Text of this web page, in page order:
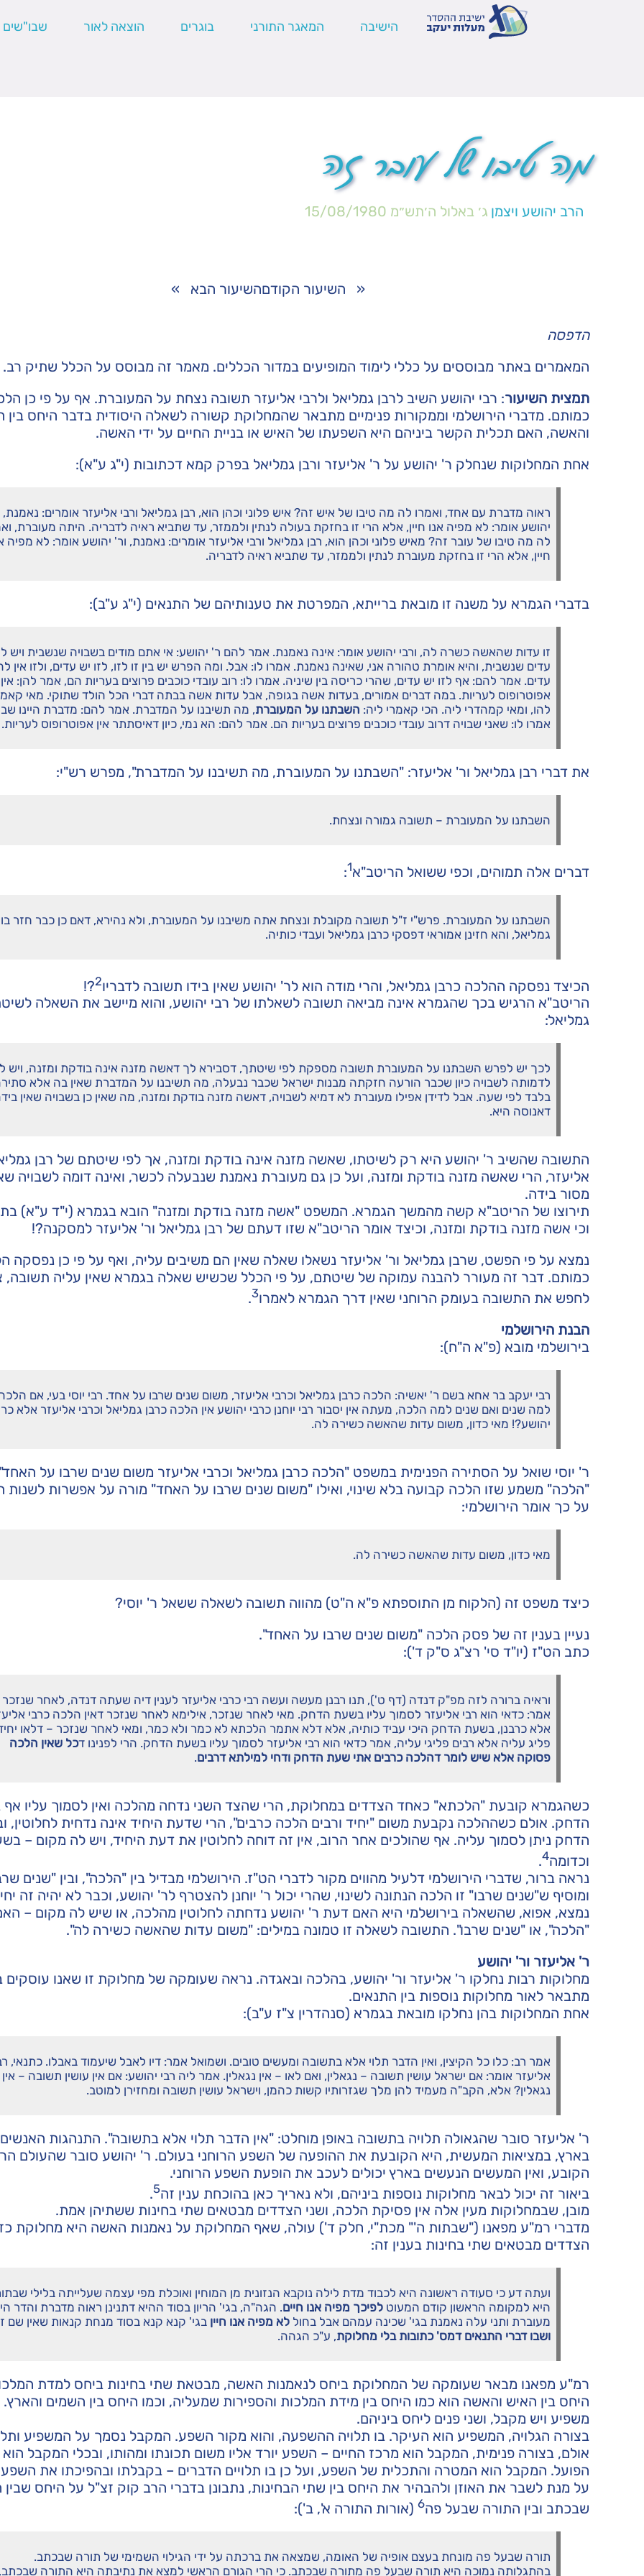
הישיבה המאגר התורני בוגרים הוצאה לאור שבו"שים
מה טיבו של עובר זה
הרב יהושע ויצמן ג׳ באלול ה׳תש״מ 15/08/1980
« השיעור הקודםהשיעור הבא »
הדפסה
המאמרים באתר מבוססים על כללי לימוד המופיעים במדור הכללים. מאמר זה מבוסס על הכלל שתיק רב.
תמצית השיעור: רבי יהושע השיב לרבן גמליאל ולרבי אליעזר תשובה נצחת על המעוברת. אף על פי כן
כמותם. מדברי הירושלמי וממקורות פנימיים מתבאר שהמחלוקת קשורה לשאלה היסודית בדבר היחס בין
והאשה, האם תכלית הקשר ביניהם היא השפעתו של האיש או בניית החיים על ידי האשה.
אחת המחלוקות שנחלק ר' יהושע על ר' אליעזר ורבן גמליאל בפרק קמא דכתובות (י"ג ע"א):
ראוה מדברת עם אחד, ואמרו לה מה טיבו של איש זה? איש פלוני וכהן הוא, רבן גמליאל ורבי אליעזר אומרים: נאמנת,
יהושע אומר: לא מפיה אנו חיין, אלא הרי זו בחזקת בעולה לנתין ולממזר, עד שתביא ראיה לדבריה. היתה מעוברת,
לה מה טיבו של עובר זה? מאיש פלוני וכהן הוא, רבן גמליאל ורבי אליעזר אומרים: נאמנת, ור' יהושע אומר: לא מפיה
חיין, אלא הרי זו בחזקת מעוברת לנתין ולממזר, עד שתביא ראיה לדבריה.
בדברי הגמרא על משנה זו מובאת ברייתא, המפרטת את טענותיהם של התנאים (י"ג ע"ב):
זו עדות שהאשה כשרה לה, ורבי יהושע אומר: אינה נאמנת. אמר להם ר' יהושע: אי אתם מודים בשבויה שנשבית ויש
עדים שנשבית, והיא אומרת טהורה אני, שאינה נאמנת. אמרו לו: אבל. ומה הפרש יש בין זו לזו, לזו יש עדים, ולזו אין
עדים. אמר להם: אף לזו יש עדים, שהרי כריסה בין שיניה. אמרו לו: רוב עובדי כוכבים פרוצים בעריות הם, אמר להן: אין
אפוטרופוס לעריות. במה דברים אמורים, בעדות אשה בגופה, אבל עדות אשה בבתה דברי הכל הולד שתוקי. מאי
להו, ומאי קמהדרי ליה. הכי קאמרי ליה: השבתנו על המעוברת, מה תשיבנו על המדברת. אמר להם: מדברת היינו
אמרו לו: שאני שבויה דרוב עובדי כוכבים פרוצים בעריות הם. אמר להם: הא נמי, כיון דאיסתתר אין אפוטרופוס לעריות.
את דברי רבן גמליאל ור' אליעזר: "השבתנו על המעוברת, מה תשיבנו על המדברת", מפרש רש"י:
השבתנו על המעוברת – תשובה גמורה ונצחת.
דברים אלה תמוהים, וכפי ששואל הריטב"א1
:
השבתנו על המעוברת. פרש"י ז"ל תשובה מקובלת ונצחת אתה משיבנו על המעוברת, ולא נהירא, דאם כן כבר חזר בו
גמליאל, והא חזינן אמוראי דפסקי כרבן גמליאל ועבדי כותיה.
הכיצד נפסקה ההלכה כרבן גמליאל, והרי מודה הוא לר' יהושע שאין בידו תשובה לדבריו2
?!
הריטב"א הרגיש בכך שהגמרא אינה מביאה תשובה לשאלתו של רבי יהושע, והוא מיישב את השאלה
גמליאל:
לכך יש לפרש השבתנו על המעוברת תשובה מספקת לפי שיטתך, דסבירא לך דאשה מזנה אינה בודקת ומזנה, ויש
לדמותה לשבויה כיון שכבר הורעה חזקתה מבנות ישראל שכבר נבעלה, מה תשיבנו על המדברת שאין בה אלא
בלבד לפי שעה. אבל לדידן אפילו מעוברת לא דמיא לשבויה, דאשה מזנה בודקת ומזנה, מה שאין כן בשבויה שאין
דאנוסה היא.
התשובה שהשיב ר' יהושע היא רק לשיטתו, שאשה מזנה אינה בודקת ומזנה, אך לפי שיטתם של רבן
אליעזר, הרי שאשה מזנה בודקת ומזנה, ועל כן גם מעוברת נאמנת שנבעלה לכשר, ואינה דומה לשבויה
מסור בידה.
תירוצו של הריטב"א קשה מהמשך הגמרא. המשפט "אשה מזנה בודקת ומזנה" הובא בגמרא (י"ד ע"א)
וכי אשה מזנה בודקת ומזנה, וכיצד אומר הריטב"א שזו דעתם של רבן גמליאל ור' אליעזר למסקנה?!
נמצא על פי הפשט, שרבן גמליאל ור' אליעזר נשאלו שאלה שאין הם משיבים עליה, ואף על פי כן נפסקה
כמותם. דבר זה מעורר להבנה עמוקה של שיטתם, על פי הכלל שכשיש שאלה בגמרא שאין עליה תשובה,
לחפש את התשובה בעומק הרוחני שאין דרך הגמרא לאמרו3
.
הבנת הירושלמי
בירושלמי מובא (פ"א ה"ח):
רבי יעקב בר אחא בשם ר' יאשיה: הלכה כרבן גמליאל וכרבי אליעזר, משום שנים שרבו על אחד. רבי יוסי בעי, אם
למה שנים ואם שנים למה הלכה, מעתה אין יסבור רבי יוחנן כרבי יהושע אין הלכה כרבן גמליאל וכרבי אליעזר אלא
יהושע?! מאי כדון, משום עדות שהאשה כשירה לה.
ר' יוסי שואל על הסתירה הפנימית במשפט "הלכה כרבן גמליאל וכרבי אליעזר משום שנים שרבו על
"הלכה" משמע שזו הלכה קבועה בלא שינוי, ואילו "משום שנים שרבו על האחד" מורה על אפשרות לשנות
על כך אומר הירושלמי:
מאי כדון, משום עדות שהאשה כשירה לה.
כיצד משפט זה (הלקוח מן התוספתא פ"א ה"ט) מהווה תשובה לשאלה ששאל ר' יוסי?
נעיין בענין זה של פסק הלכה "משום שנים שרבו על האחד".
כתב הט"ז (יו"ד סי' רצ"ג ס"ק ד'):
וראיה ברורה לזה מפ"ק דנדה (דף ט'), תנו רבנן מעשה ועשה רבי כרבי אליעזר לענין דיה שעתה דנדה, לאחר שנזכר
אמר: כדאי הוא רבי אליעזר לסמוך עליו בשעת הדחק. מאי לאחר שנזכר, אילימא לאחר שנזכר דאין הלכה כרבי
אלא כרבנן, בשעת הדחק היכי עביד כותיה, אלא דלא אתמר הלכתא לא כמר ולא כמר, ומאי לאחר שנזכר – דלאו
פליג עליה אלא רבים פליגי עליה, אמר כדאי הוא רבי אליעזר לסמוך עליו בשעת הדחק. הרי לפנינו דכל שאין הלכה
פסוקה אלא שיש לומר דהלכה כרבים אתי שעת הדחק ודחי למילתא דרבים.
כשהגמרא קובעת "הלכתא" כאחד הצדדים במחלוקת, הרי שהצד השני נדחה מהלכה ואין לסמוך עליו
הדחק. אולם כשההלכה נקבעת משום "יחיד ורבים הלכה כרבים", הרי שדעת היחיד אינה נדחית לחלוטין,
הדחק ניתן לסמוך עליה. אף שהולכים אחר הרוב, אין זה דוחה לחלוטין את דעת היחיד, ויש לה מקום –
וכדומה4
.
נראה ברור, שדברי הירושלמי דלעיל מהווים מקור לדברי הט"ז. הירושלמי מבדיל בין "הלכה", ובין "שנים
ומוסיף ש"שנים שרבו" זו הלכה הנתונה לשינוי, שהרי יכול ר' יוחנן להצטרף לר' יהושע, וכבר לא יהיה זה
נמצא, אפוא, שהשאלה בירושלמי היא האם דעת ר' יהושע נדחתה לחלוטין מהלכה, או שיש לה מקום –
"הלכה", או "שנים שרבו". התשובה לשאלה זו טמונה במילים: "משום עדות שהאשה כשירה לה".
ר' אליעזר ור' יהושע
מחלוקות רבות נחלקו ר' אליעזר ור' יהושע, בהלכה ובאגדה. נראה שעומקה של מחלוקת זו שאנו עוסקים
מתבאר לאור מחלוקות נוספות בין התנאים.
אחת המחלוקות בהן נחלקו מובאת בגמרא (סנהדרין צ"ז ע"ב):
אמר רב: כלו כל הקיצין, ואין הדבר תלוי אלא בתשובה ומעשים טובים. ושמואל אמר: דיו לאבל שיעמוד באבלו. כתנאי,
אליעזר אומר: אם ישראל עושין תשובה – נגאלין, ואם לאו – אין נגאלין. אמר ליה רבי יהושע: אם אין עושין תשובה – אין
נגאלין? אלא, הקב"ה מעמיד להן מלך שגזרותיו קשות כהמן, וישראל עושין תשובה ומחזירן למוטב.
ר' אליעזר סובר שהגאולה תלויה בתשובה באופן מוחלט: "אין הדבר תלוי אלא בתשובה". התנהגות
בארץ, במציאות המעשית, היא הקובעת את ההופעה של השפע הרוחני בעולם. ר' יהושע סובר שהעולם
הקובע, ואין המעשים הנעשים בארץ יכולים לעכב את הופעת השפע הרוחני.
ביאור זה יכול לבאר מחלוקות נוספות ביניהם, ולא נאריך כאן בהוכחת ענין זה5
.
מובן, שבמחלוקות מעין אלה אין פסיקת הלכה, ושני הצדדים מבטאים שתי בחינות ששתיהן אמת.
מדברי רמ"ע מפאנו ("שבתות ה'" מכת"י, חלק ד') עולה, שאף המחלוקת על נאמנות האשה היא מחלוקת
הצדדים מבטאים שתי בחינות בענין זה:
ועתה דע כי סעודה ראשונה היא לכבוד מדת לילה נוקבא הנזונית מן המוחין ואוכלת מפי עצמה שעלייתה בלילי
היא למקומה הראשון קודם המעוט לפיכך מפיה אנו חיים. הגה"ה, בגי' הריון בסוד ההיא דתנינן ראוה מדברת והדר
מעוברת ותני עלה נאמנת בגי' שכינה עמהם אבל בחול לא מפיה אנו חיין בגי' קנא קנא בסוד מנחת קנאות שאין שם
ושבו דברי התנאים דמס' כתובות בלי מחלוקת, ע"כ הגהה.
רמ"ע מפאנו מבאר שעומקה של המחלוקת ביחס לנאמנות האשה, מבטאת שתי בחינות ביחס למדת
היחס בין האיש והאשה הוא כמו היחס בין מידת המלכות והספירות שמעליה, וכמו היחס בין השמים והארץ.
משפיע ויש מקבל, ושני פנים ליחס ביניהם.
בצורה הגלויה, המשפיע הוא העיקר. בו תלויה ההשפעה, והוא מקור השפע. המקבל נסמך על המשפיע
אולם, בצורה פנימית, המקבל הוא מרכז החיים – השפע יורד אליו משום תכונתו ומהותו, ובכלי המקבל הוא
הפועל. המקבל הוא המטרה והתכלית של השפע, ועל כן בו תלויים הדברים – בקבלתו ובהפיכתו את השפע
על מנת לשבר את האוזן ולהבהיר את היחס בין שתי הבחינות, נתבונן בדברי הרב קוק זצ"ל על היחס שבין
שבכתב ובין התורה שבעל פה6(אורות התורה א', ב'):
תורה שבעל פה מונחת בעצם אופיה של האומה, שמצאה את ברכתה על ידי הגילוי השמימי של תורה שבכתב.
בהתגלותה נמוכה היא תורה שבעל פה מתורה שבכתב. כי הרי הגורם הראשי למצא את נתיבתה היא התורה שבכתב,